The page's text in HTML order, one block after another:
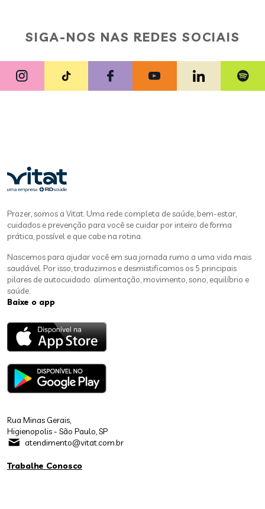
SIGA-NOS NAS REDES SOCIAIS
Prazer, somos a Vitat. Uma rede completa de saúde, bem-estar,
cuidados e prevenção para você se cuidar por inteiro de forma
prática, possível e que cabe na rotina.
Nascemos para ajudar você em sua jornada rumo a uma vida mais
saudável. Por isso, traduzimos e desmistificamos os 5 principais
pilares de autocuidado: alimentação, movimento, sono, equilíbrio e
saúde.
Baixe o app
Rua Minas Gerais,
Higienopolis - São Paulo, SP
atendimento@vitat.com.br
Trabalhe Conosco